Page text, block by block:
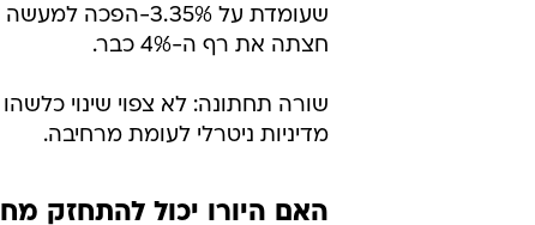
שעומדת על
חצתה את רף ה-4% כבר.
שורה תחתונה: לא צפוי שינוי
מדיניות ניטרלי לעומת מרחיבה.
האם היורו יכול להתחזק